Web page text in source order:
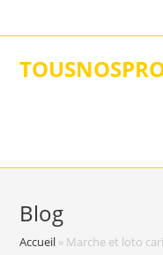
to
Blog
Accueil » Marche et loto